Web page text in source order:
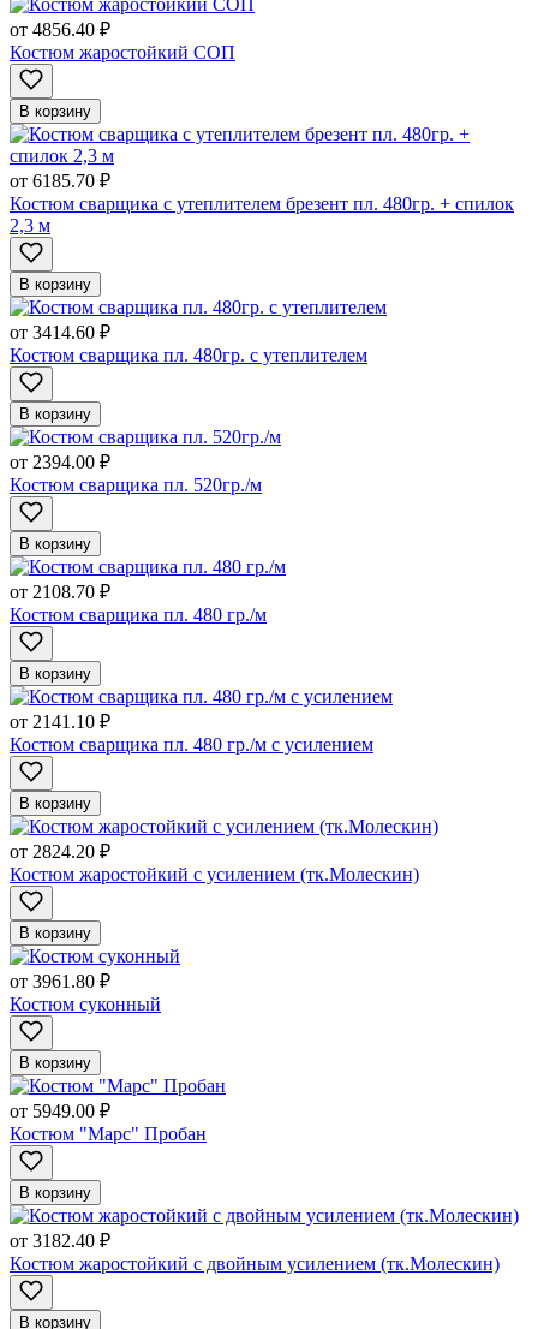
от 4856.40 ₽
Костюм жаростойкий СОП
В корзину
от 6185.70 ₽
Костюм сварщика с утеплителем брезент пл. 480гр. + спилок
2,3 м
В корзину
от 3414.60 ₽
Костюм сварщика пл. 480гр. с утеплителем
В корзину
от 2394.00 ₽
Костюм сварщика пл. 520гр./м
В корзину
от 2108.70 ₽
Костюм сварщика пл. 480 гр./м
В корзину
от 2141.10 ₽
Костюм сварщика пл. 480 гр./м с усилением
В корзину
от 2824.20 ₽
Костюм жаростойкий с усилением (тк.Молескин)
В корзину
от 3961.80 ₽
Костюм суконный
В корзину
от 5949.00 ₽
Костюм "Марс" Пробан
В корзину
от 3182.40 ₽
Костюм жаростойкий с двойным усилением (тк.Молескин)
В корзину